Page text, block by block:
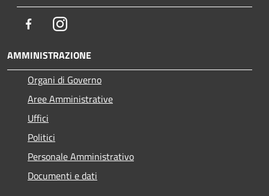
FacebookInstagram
AMMINISTRAZIONE
Organi di Governo
Aree Amministrative
Uffici
Politici
Personale Amministrativo
Documenti e dati